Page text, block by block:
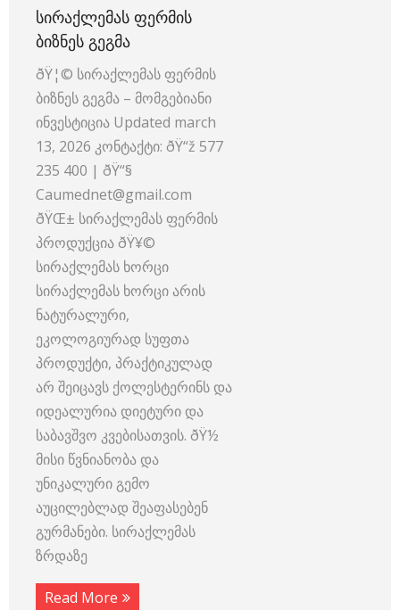
ᲡᲘᲠᲐᲥᲚᲔᲛᲐᲡ ᲤᲔᲠᲛᲘᲡ
ᲑᲘᲖᲜᲔᲡ ᲒᲔᲒᲛᲐ
ðŸ¦© სირაქლემას ფერმის
ბიზნეს გეგმა – მომგებიანი
ინვესტიცია Updated march
13, 2026 კონტაქტი: ðŸ“ž 577
235 400 | ðŸ“§
Caumednet@gmail.com
ðŸŒ± სირაქლემას ფერმის
პროდუქცია ðŸ¥©
სირაქლემას ხორცი
სირაქლემას ხორცი არის
ნატურალური,
ეკოლოგიურად სუფთა
პროდუქტი, პრაქტიკულად
არ შეიცავს ქოლესტერინს და
იდეალურია დიეტური და
საბავშვო კვებისათვის. ðŸ½️
მისი წვნიანობა და
უნიკალური გემო
აუცილებლად შეაფასებენ
გურმანები. სირაქლემას
ზრდაზე
Read More